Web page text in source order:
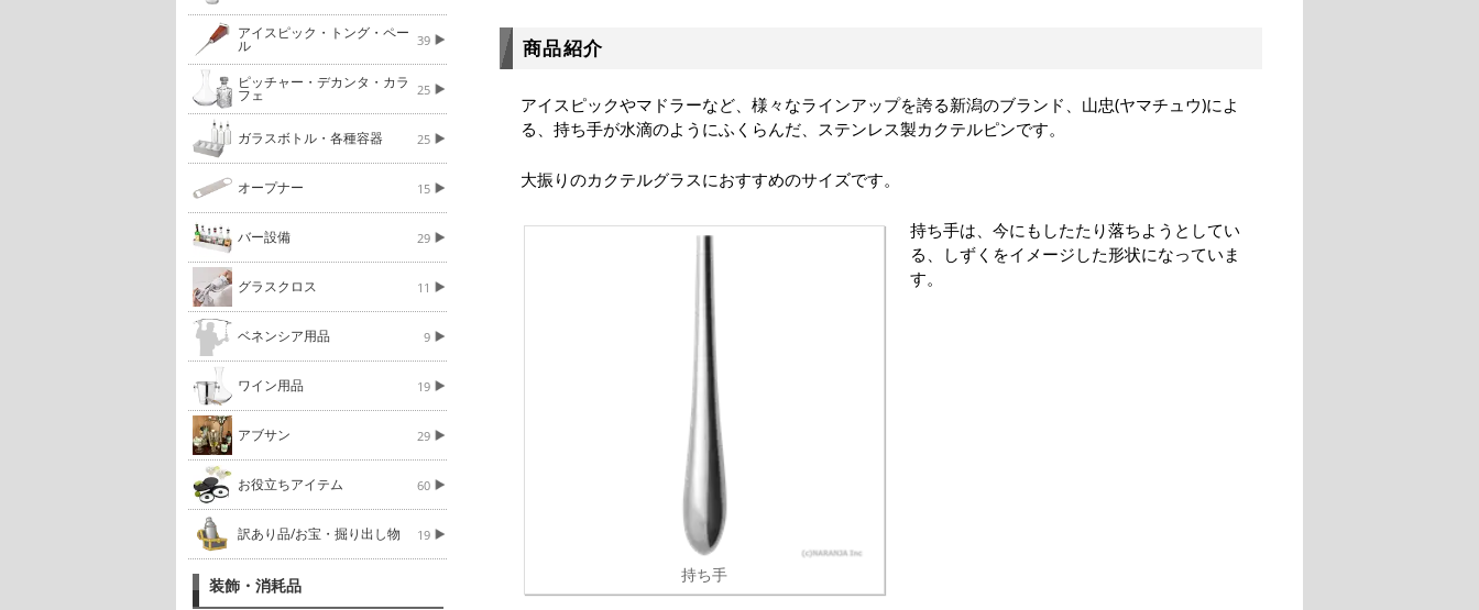
アイスピック・トング・ペー
ル 39
ピッチャー・デカンタ・カラ
フェ 25
ガラスボトル・各種容器 25
オープナー 15
バー設備 29
グラスクロス 11
ベネンシア用品 9
ワイン用品 19
アブサン 29
お役立ちアイテム 60
訳あり品/お宝・掘り出し物 19
装飾・消耗品
商品紹介
アイスピックやマドラーなど、様々なラインアップを誇る新潟のブランド、山忠(ヤマチュウ)によ
る、持ち手が水滴のようにふくらんだ、ステンレス製カクテルピンです。
大振りのカクテルグラスにおすすめのサイズです。
持ち手
持ち手は、今にもしたたり落ちようとしてい
る、しずくをイメージした形状になっていま
す。